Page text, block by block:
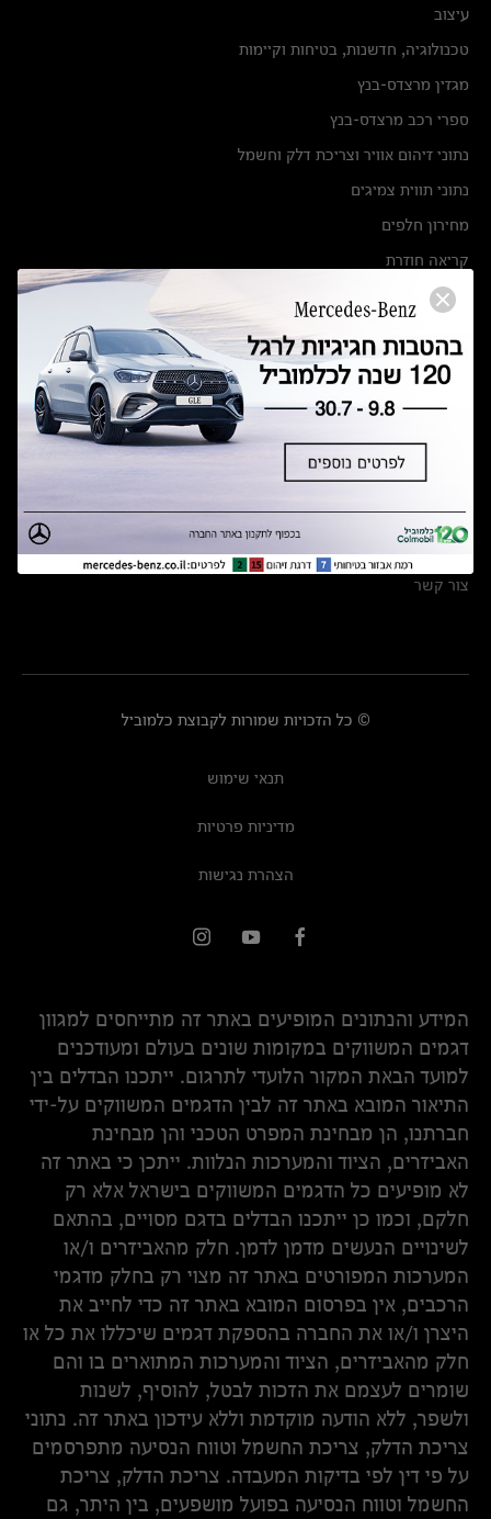
עיצוב
טכנולוגיה, חדשנות, בטיחות וקיימות
מגזין מרצדס-בנץ
ספרי רכב מרצדס-בנץ
נתוני זיהום אוויר וצריכת דלק וחשמל
נתוני תווית צמיגים
מחירון חלפים
קריאה חוזרת
הודעה על הטבות לרכבי מרצדס בהסדר פשרה בתצ 56447-02-19
תקנון ימי מכירות 120 לכלמוביל
מצאו אותנו
אולמות תצוגה
מרכזי שירות
צור קשר
© כל הזכויות שמורות לקבוצת כלמוביל
תנאי שימוש
מדיניות פרטיות
הצהרת נגישות
המידע והנתונים המופיעים באתר זה מתייחסים למגוון
דגמים המשווקים במקומות שונים בעולם ומעודכנים
למועד הבאת המקור הלועדי לתרגום. ייתכנו הבדלים בין
התיאור המובא באתר זה לבין הדגמים המשווקים על-ידי
חברתנו, הן מבחינת המפרט הטכני והן מבחינת
האביזרים, הציוד והמערכות הנלוות. ייתכן כי באתר זה
לא מופיעים כל הדגמים המשווקים בישראל אלא רק
חלקם, וכמו כן ייתכנו הבדלים בדגם מסויים, בהתאם
לשינויים הנעשים מדמן לדמן. חלק מהאביזרים ו/או
המערכות המפורטים באתר זה מצוי רק בחלק מדגמי
הרכבים, אין בפרסום המובא באתר זה כדי לחייב את
היצרן ו/או את החברה בהספקת דגמים שיכללו את כל או
חלק מהאביזרים, הציוד והמערכות המתוארים בו והם
שומרים לעצמם את הזכות לבטל, להוסיף, לשנות
ולשפר, ללא הודעה מוקדמת וללא עידכון באתר זה. נתוני
צריכת הדלק, צריכת החשמל וטווח הנסיעה מתפרסמים
על פי דין לפי בדיקות המעבדה. צריכת הדלק, צריכת
החשמל וטווח הנסיעה בפועל מושפעים, בין היתר, גם